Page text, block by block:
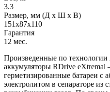
3.3
Размер, мм (Д x Ш x В)
151х87х110
Гарантия
12 мес.
Произведенные по
аккумуляторы RDrive
герметизированные батареи с
электролитом в сепараторе из